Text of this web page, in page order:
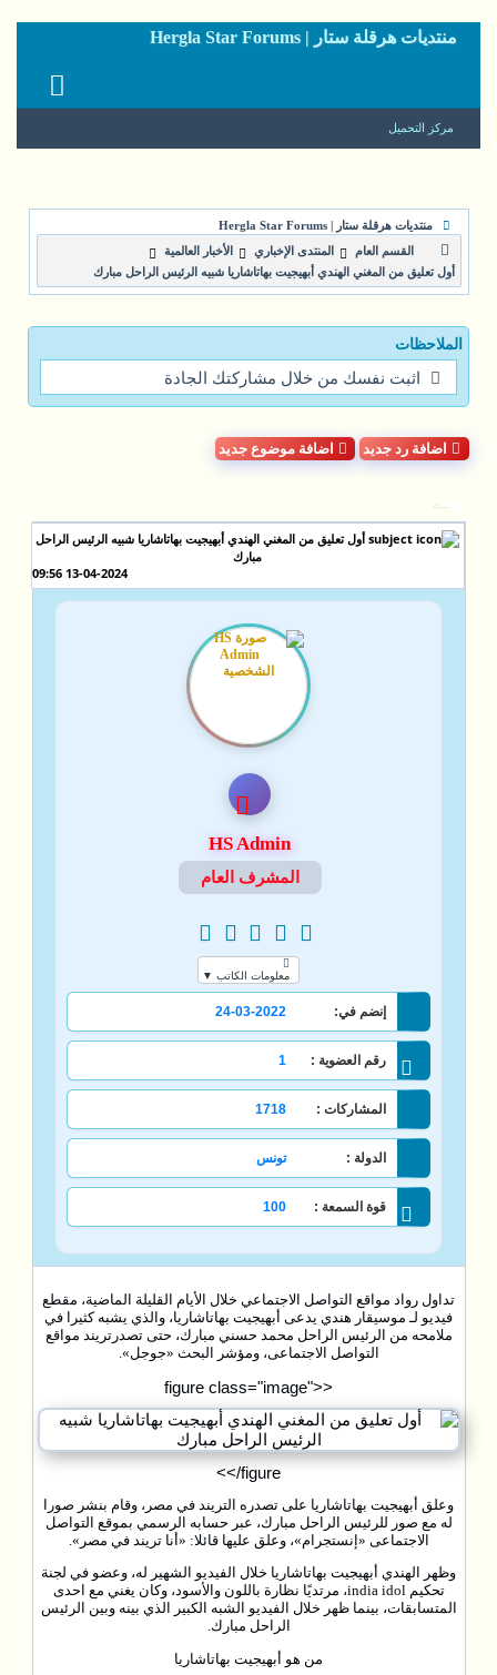
منتديات هرقلة ستار | Hergla Star Forums
مركز التحميل
منتديات هرقلة ستار | Hergla Star Forums
القسم العام
المنتدى الإخباري
الأخبار العالمية
أول تعليق من المغني الهندي أبهيجيت بهاتاشاريا شبيه الرئيس الراحل مبارك
الملاحظات
اثبت نفسك من خلال مشاركتك الجادة
اضافة رد جديد اضافة موضوع جديد
-->
أول تعليق من المغني الهندي أبهيجيت بهاتاشاريا شبيه الرئيس الراحل
مبارك
13-04-2024 09:56
HS Admin
المشرف العام
معلومات الكاتب ▼
إنضم في: 24-03-2022
رقم العضوية : 1
المشاركات : 1718
الدولة : تونس
قوة السمعة : 100
تداول رواد مواقع التواصل الاجتماعي خلال الأيام القليلة الماضية، مقطع
فيديو لـ موسيقار هندي يدعى أبهيجيت بهاتاشاريا، والذي يشبه كثيرا في
ملامحه من الرئيس الراحل محمد حسني مبارك، حتى تصدرتريند مواقع
التواصل الاجتماعى، ومؤشر البحث «جوجل».
<figure class="image">
</figure>
وعلق أبهيجيت بهاتاشاريا على تصدره التريند في مصر، وقام بنشر صورا
له مع صور للرئيس الراحل مبارك، عبر حسابه الرسمي بموقع التواصل
الاجتماعى «إنستجرام»، وعلق عليها قائلا: «أنا تريند في مصر».
وظهر الهندي أبهيجيت بهاتاشاريا خلال الفيديو الشهير له، وعضو في لجنة
تحكيم india idol، مرتديًا نظارة باللون والأسود، وكان يغني مع احدى
المتسابقات، بينما ظهر خلال الفيديو الشبه الكبير الذي بينه وبين الرئيس
الراحل مبارك.
من هو أبهيجيت بهاتاشاريا